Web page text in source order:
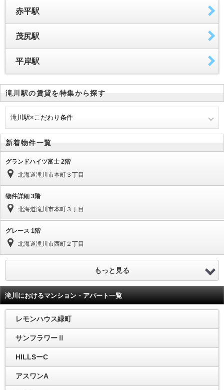
赤平駅
茂尻駅
平岸駅
滝川駅の賃貸を特集から探す
滝川駅×こだわり条件
新着物件一覧
グランドハイツ富士 2階
北海道滝川市本町３丁目
物件詳細 3階
北海道滝川市本町３丁目
グレース 1階
北海道滝川市西町２丁目
もっと見る
滝川におけるマンション・アパート一覧
レモンハウス緑町
サンフラワーⅡ
HILLSーC
アスワンA